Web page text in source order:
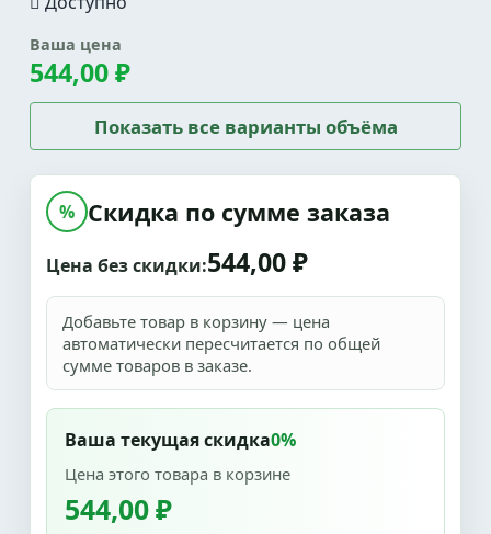
Ваша цена
544,00 ₽
Показать все варианты объёма
% Скидка по сумме заказа
Цена без скидки:544,00 ₽
Добавьте товар в корзину — цена
автоматически пересчитается по общей
сумме товаров в заказе.
Ваша текущая скидка0%
Цена этого товара в корзине
544,00 ₽